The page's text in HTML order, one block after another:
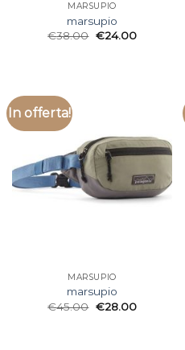
MARSUPIO
marsupio
€38.00 €24.00
In offerta!
MARSUPIO
marsupio
€45.00 €28.00